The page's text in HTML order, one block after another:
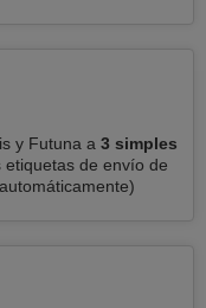
y Futuna a 3 simples
etiquetas de envío de